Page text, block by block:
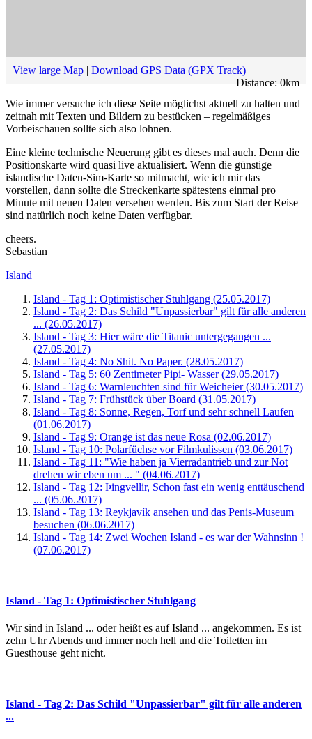
View large Map | Download GPS Data (GPX Track)
Distance: 0km
Wie immer versuche ich diese Seite möglichst aktuell zu halten und
zeitnah mit Texten und Bildern zu bestücken – regelmäßiges
Vorbeischauen sollte sich also lohnen.
Eine kleine technische Neuerung gibt es dieses mal auch. Denn die
Positionskarte wird quasi live aktualisiert. Wenn die günstige
islandische Daten-Sim-Karte so mitmacht, wie ich mir das
vorstellen, dann sollte die Streckenkarte spätestens einmal pro
Minute mit neuen Daten versehen werden. Bis zum Start der Reise
sind natürlich noch keine Daten verfügbar.
cheers.
Sebastian
Island
Island - Tag 1: Optimistischer Stuhlgang (25.05.2017)
Island - Tag 2: Das Schild "Unpassierbar" gilt für alle anderen
... (26.05.2017)
Island - Tag 3: Hier wäre die Titanic untergegangen ...
(27.05.2017)
Island - Tag 4: No Shit. No Paper. (28.05.2017)
Island - Tag 5: 60 Zentimeter Pipi- Wasser (29.05.2017)
Island - Tag 6: Warnleuchten sind für Weicheier (30.05.2017)
Island - Tag 7: Frühstück über Board (31.05.2017)
Island - Tag 8: Sonne, Regen, Torf und sehr schnell Laufen
(01.06.2017)
Island - Tag 9: Orange ist das neue Rosa (02.06.2017)
Island - Tag 10: Polarfüchse vor Filmkulissen (03.06.2017)
Island - Tag 11: "Wie haben ja Vierradantrieb und zur Not
drehen wir eben um ... " (04.06.2017)
Island - Tag 12: Þingvellir, Schon fast ein wenig enttäuschend
... (05.06.2017)
Island - Tag 13: Reykjavík ansehen und das Penis-Museum
besuchen (06.06.2017)
Island - Tag 14: Zwei Wochen Island - es war der Wahnsinn !
(07.06.2017)
Island - Tag 1: Optimistischer Stuhlgang
Wir sind in Island ... oder heißt es auf Island ... angekommen. Es ist
zehn Uhr Abends und immer noch hell und die Toiletten im
Guesthouse geht nicht.
Island - Tag 2: Das Schild "Unpassierbar" gilt für alle anderen
...